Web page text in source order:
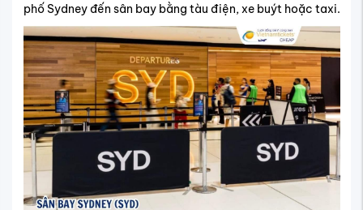
phố Sydney đến sân bay bằng tàu điện, xe buýt hoặc taxi.